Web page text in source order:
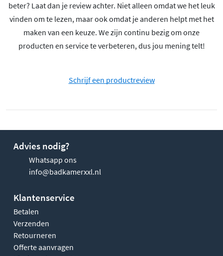
beter? Laat dan je review achter. Niet alleen omdat we het leuk
vinden om te lezen, maar ook omdat je anderen helpt met het
maken van een keuze. We zijn continu bezig om onze
producten en service te verbeteren, dus jou mening telt!
Schrijf een productreview
Advies nodig?
Whatsapp ons
info@badkamerxxl.nl
Klantenservice
Betalen
Verzenden
Retourneren
Offerte aanvragen